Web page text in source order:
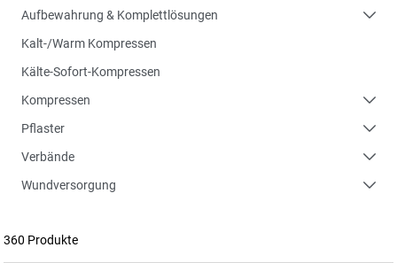
Aufbewahrung & Komplettlösungen
Kalt-/Warm Kompressen
Kälte-Sofort-Kompressen
Kompressen
Pflaster
Verbände
Wundversorgung
360 Produkte